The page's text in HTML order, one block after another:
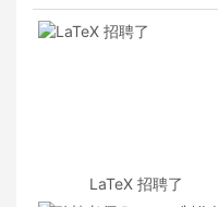
LaTeX 招聘了